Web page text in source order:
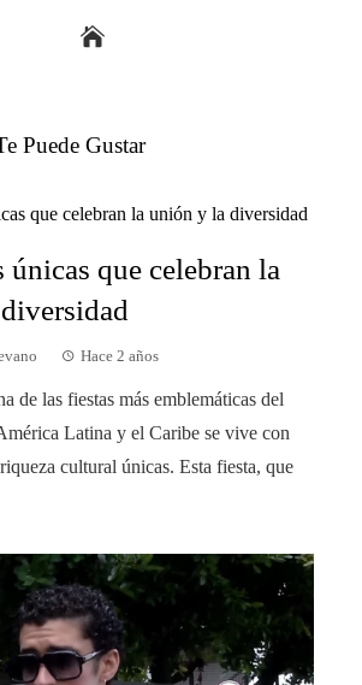
Puede Gustar
únicas que celebran la
Hace 2 años
de las fiestas más emblemáticas del
Latina y el Caribe se vive con
cultural únicas. Esta fiesta, que